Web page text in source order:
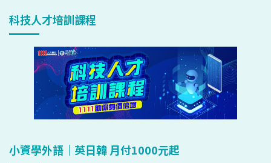
科技人才培訓課程
小資學外語｜英日韓 月付1000元起